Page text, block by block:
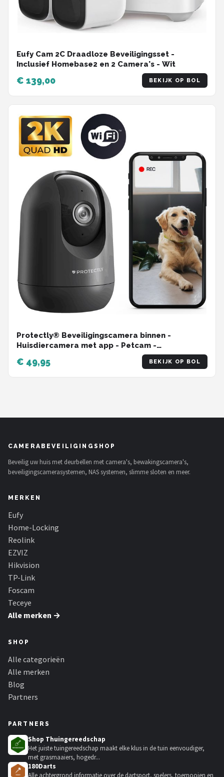
Eufy Cam 2C Draadloze Beveiligingsset -
Inclusief Homebase2 en 2 Camera's - Wit
€ 139,00 BEKIJK OP BOL
Protectly® Beveiligingscamera binnen -
Huisdiercamera met app - Petcam -
Hondencamera - Met WiFi APP - 2K 3MP Ultra HD
- Volgt beweging en geluidsdetectie - Indoor
Camera - Zwart
€ 49,95 BEKIJK OP BOL
CAMERABEVEILIGINGSHOP
Beveilig uw huis met deurbellen met camera's, bewakingscamera's,
beveiligingscamerasystemen, NAS systemen, slimme sloten en meer.
MERKEN
Eufy
Home-Locking
Reolink
EZVIZ
Hikvision
TP-Link
Foscam
Teceye
Alle merken →
SHOP
Alle categorieën
Alle merken
Blog
Partners
PARTNERS
Shop Thuingereedschap
Het juiste tuingereedschap maakt elke klus in de tuin eenvoudiger,
met grasmaaiers, hogedr...
180Darts